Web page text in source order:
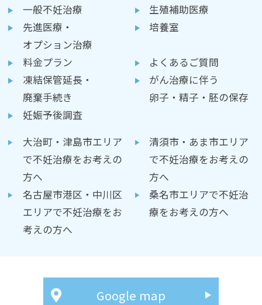
一般不妊治療
生殖補助医療
先進医療・
オプション治療
培養室
料金プラン
よくあるご質問
凍結保管延長・
廃棄手続き
がん治療に伴う
卵子・精子・胚の保存
妊娠予後調査
大治町・津島市エリア
で不妊治療をお考えの
方へ
清須市・あま市エリア
で不妊治療をお考えの
方へ
名古屋市港区・中川区
エリアで不妊治療をお
考えの方へ
桑名市エリアで不妊治
療をお考えの方へ
Google map